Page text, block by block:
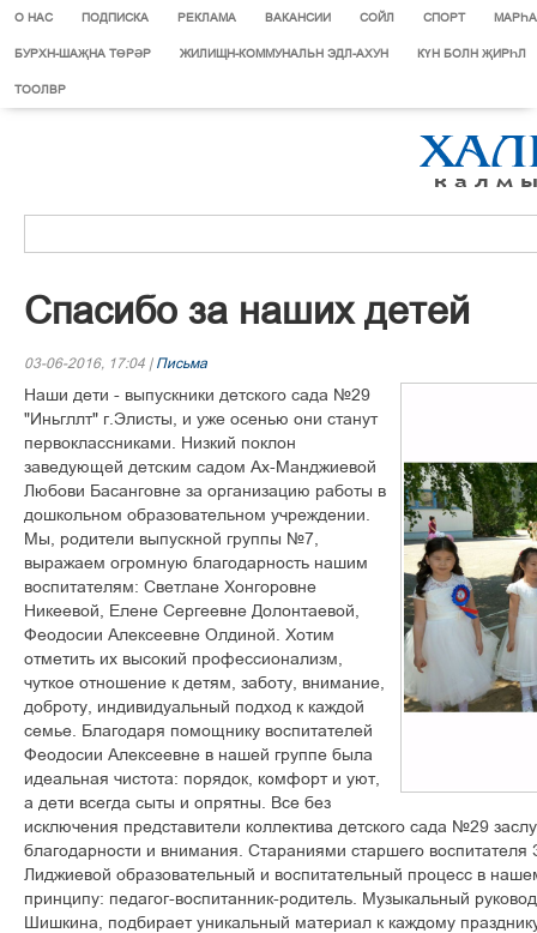
О НАС ПОДПИСКА РЕКЛАМА ВАКАНСИИ СОЙЛ СПОРТ
БУРХН-ШАҖНА ТӨРӘР ЖИЛИЩН-КОММУНАЛЬН ЭДЛ-АХУН КҮН БОЛН ҖИРҺЛ
ТООЛВР
Спасибо за наших детей
03-06-2016, 17:04 | Письма
Наши дети - выпускники детского сада №29
"Иньгллт" г.Элисты, и уже осенью они станут
первоклассниками. Низкий поклон
заведующей детским садом Ах-Манджиевой
Любови Басанговне за организацию работы в
дошкольном образовательном учреждении.
Мы, родители выпускной группы №7,
выражаем огромную благодарность нашим
воспитателям: Светлане Хонгоровне
Никеевой, Елене Сергеевне Долонтаевой,
Феодосии Алексеевне Олдиной. Хотим
отметить их высокий профессионализм,
чуткое отношение к детям, заботу, внимание,
доброту, индивидуальный подход к каждой
семье. Благодаря помощнику воспитателей
Феодосии Алексеевне в нашей группе была
идеальная чистота: порядок, комфорт и уют,
а дети всегда сыты и опрятны. Все без
исключения представители коллектива детского сада №29
благодарности и внимания. Стараниями старшего
Лиджиевой образовательный и воспитательный процесс в
принципу: педагог-воспитанник-родитель. Музыкальный
Шишкина, подбирает уникальный материал к каждому